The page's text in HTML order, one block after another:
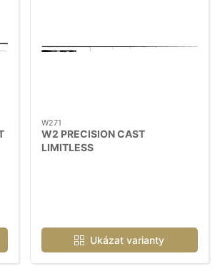
W271
W2 PRECISION CAST
LIMITLESS
Ukázat varianty